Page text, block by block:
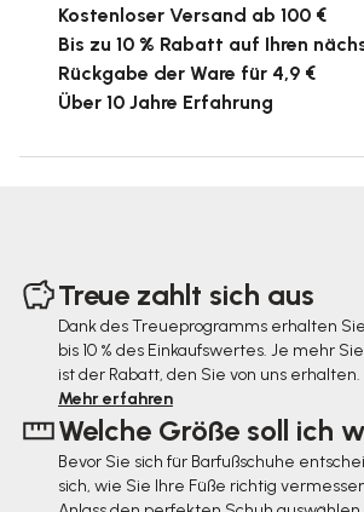
Kostenloser Versand ab 100 €
Bis zu 10 % Rabatt auf Ihren
Rückgabe der Ware für 4,9 €
Über 10 Jahre Erfahrung
Treue zahlt sich aus
Dank des Treueprogramms erhalten
bis 10 % des Einkaufswertes. Je mehr
ist der Rabatt, den Sie von uns erhalten.
Mehr erfahren
Welche Größe soll ich
Bevor Sie sich für Barfußschuhe
sich, wie Sie Ihre Füße richtig